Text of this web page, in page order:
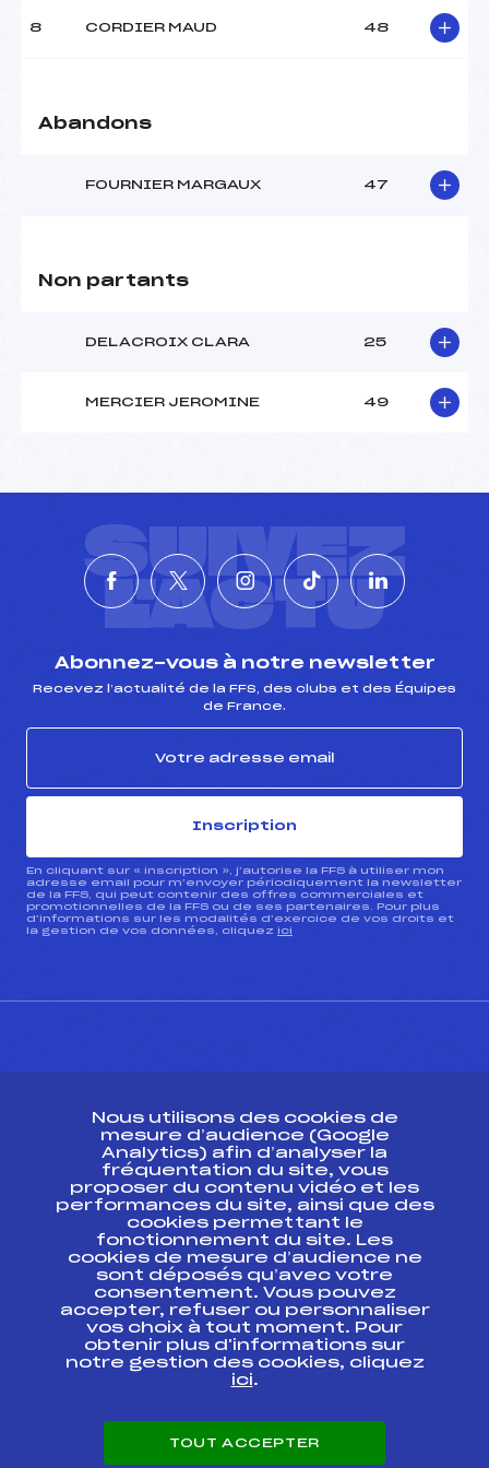
8 CORDIER MAUD 48
Abandons
FOURNIER MARGAUX 47
Non partants
DELACROIX CLARA 25
MERCIER JEROMINE 49
SUIVEZ
L'ACTU
Abonnez-vous à notre newsletter
Recevez l’actualité de la FFS, des clubs et des Équipes
de France.
Inscription
En cliquant sur « inscription », j’autorise la FFS à utiliser mon
adresse email pour m’envoyer périodiquement la newsletter
de la FFS, qui peut contenir des offres commerciales et
promotionnelles de la FFS ou de ses partenaires. Pour plus
d’informations sur les modalités d’exercice de vos droits et
la gestion de vos données, cliquez ici
Ressources
Pass’Neige
Projet sportif fédéral
Projet de performance fédéral
Antidopage
Pôle Développement, Formation, Suivi
Scientifique
Listes ministérielles
Pôle vie de l’athlète
Enseignement professionnel
Carrières
Nous utilisons des cookies de
mesure d’audience (Google
Analytics) afin d’analyser la
fréquentation du site, vous
proposer du contenu vidéo et les
performances du site, ainsi que des
cookies permettant le
fonctionnement du site. Les
cookies de mesure d’audience ne
sont déposés qu’avec votre
consentement. Vous pouvez
accepter, refuser ou personnaliser
vos choix à tout moment. Pour
obtenir plus d'informations sur
notre gestion des cookies, cliquez
ici.
TOUT ACCEPTER